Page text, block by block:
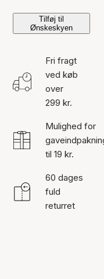
Tilføj til
Ønskeskyen
Fri fragt
ved køb
over
299 kr.
Mulighed for
til 19 kr.
60 dages
fuld
returret